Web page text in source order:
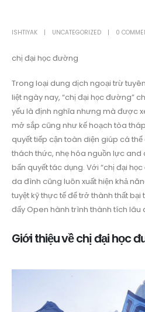
ISHTIYAK UNCATEGORIZED 0
chị đại học đường
Trong loại dung dịch ngoại trừ
liệt ngày nay, “chị đại học đường”
yếu là định nghĩa nhưng mà được
mở sắp cũng như kế hoạch tòa
quyết tiếp cận toàn diện giúp cá
thách thức, nhẹ hóa nguồn lực and
bấn quyết tác dụng. Với “chị đại
da đình cũng luôn xuất hiện khả
tuyệt kỹ thực tế để trở thành thất
đấy Open hành trình thành tích lâu
Giới thiệu về chị đại học